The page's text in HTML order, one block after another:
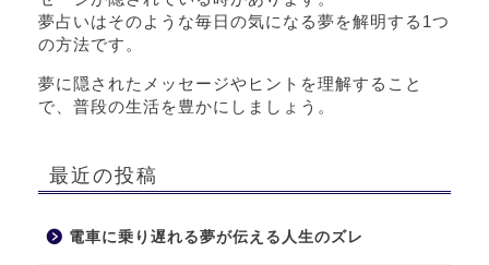
夢占いはそのような毎日の気になる夢を解明する1つ
の方法です。
夢に隠されたメッセージやヒントを理解すること
で、普段の生活を豊かにしましょう。
最近の投稿
電車に乗り遅れる夢が伝える人生のズレ